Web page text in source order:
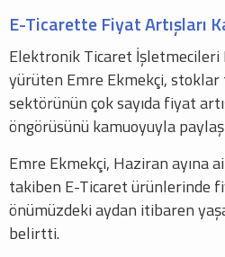
E-Ticarette Fiyat Artışları
Elektronik Ticaret İşletmecileri
yürüten Emre Ekmekçi,
sektörünün çok sayıda fiyat
öngörüsünü kamuoyuyla
Emre Ekmekçi, Haziran ayına
takiben E-Ticaret ürünlerinde
önümüzdeki aydan itibaren
belirtti.